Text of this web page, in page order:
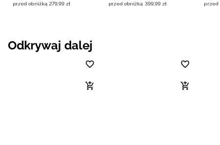
przed obniżką 279,99 zł
przed obniżką 399,99 zł
przed
Odkrywaj dalej